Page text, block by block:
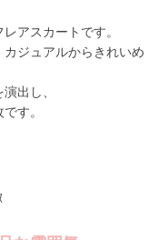
アスカートです。
ジュアルからきれいめ
出し、
す。